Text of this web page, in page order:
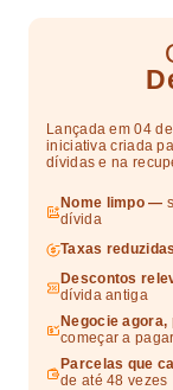
Lançada em 04
iniciativa criada
dívidas e na
Nome limpo —
dívida
Taxas
Descontos
dívida antiga
Negocie
começar a pagar
Parcelas que
de até 48 vezes